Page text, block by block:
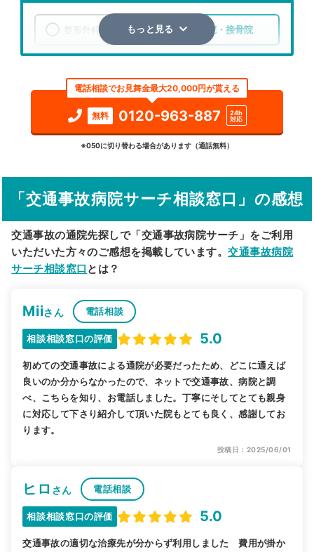
整形外科 整骨院・接骨院
検索する
詳細条件で絞り込む
駅から探す 院名から探す
もっと見る
電話相談でお見舞金最大20,000円が貰える
無料 0120-963-887
24h
対応
※050に切り替わる場合があります（通話無料）
「交通事故病院サーチ相談窓口」の感想
交通事故の通院先探しで「交通事故病院サーチ」をご利用
いただいた方々のご感想を掲載しています。交通事故病院
サーチ相談窓口 とは？
Miiさん 電話相談
相談相談窓口の評価 5.0
初めての交通事故による通院が必要だったため、どこに通えば
良いのか分からなかったので、ネットで交通事故、病院と調
べ、こちらを知り、お電話しました。丁寧にそしてとても親身
に対応して下さり紹介して頂いた院もとても良く、感謝してお
ります。
投稿日：2025/06/01
ヒロ さん 電話相談
相談相談窓口の評価 5.0
交通事故の適切な治療先が分からず利用しました 費用が掛か